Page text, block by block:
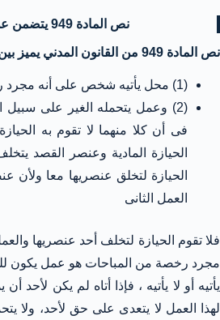
نص المادة 949 يتضمن عملين للحيازة
نص المادة 949 من القانون المدني يميز بين عملين:
(1) محل يأتيه شخص على أنه مجرد رخصة من المباحات.
(2) وعمل يتحمله الغير على
فى أن كلا منهما لا تقوم به
الحيازة المادية وعنصر القصد
الحيازة لتخلق عنصريها معا
العمل الثانى
فلا تقوم الحيازة لتخلف أحد عنصريها
مجرد رخصة من المباحات هو عمل يكون
يأتيه أو لا يأتيه ، فإذا أتاه لم يكن لأحد
لهذا العمل لا يتعدى على حق لأحد، ولا